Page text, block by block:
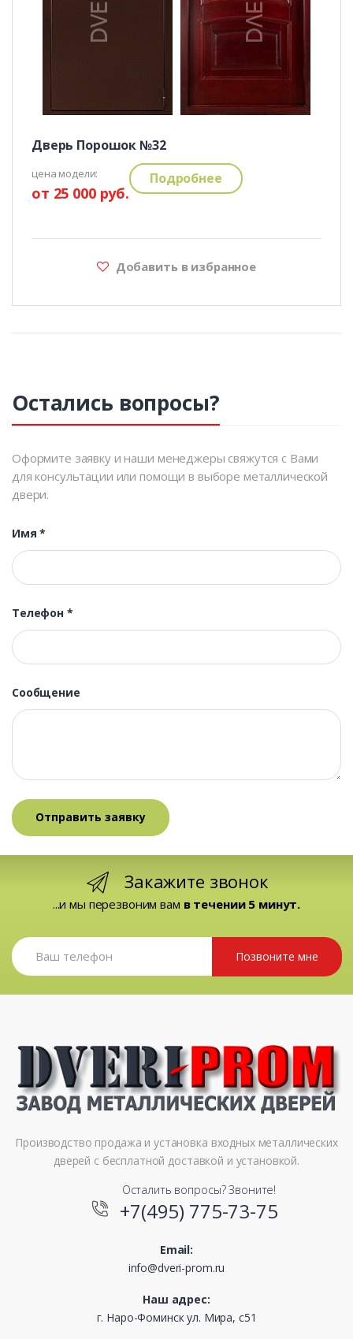
Дверь Порошок №32
цена модели:
от 25 000 руб.
Подробнее
Добавить в избранное
Остались вопросы?
Оформите заявку и наши менеджеры свяжутся с Вами
для консультации или помощи в выборе металлической
двери.
Имя*
Телефон *
Сообщение
Закажите звонок
...и мы перезвоним вам в течении 5 минут.
Позвоните мне
Производство продажа и установка входных металлических
дверей с бесплатной доставкой и установкой.
Осталить вопросы? Звоните!
+7(495) 775-73-75
Email:
info@dveri-prom.ru
Наш адрес:
г. Наро-Фоминск ул. Мира, с51